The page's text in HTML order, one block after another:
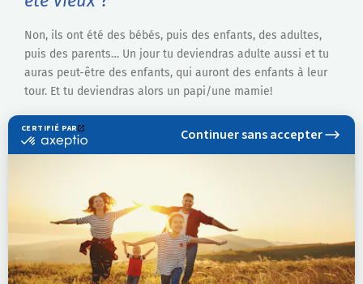
Non, ils ont été des bébés, puis des enfants, des adultes,
puis des parents… Un jour tu deviendras adulte aussi et tu
auras peut-être des enfants, qui auront des enfants à leur
tour. Et tu deviendras alors un papi/une mamie!
A retenir :
une réponse construite, même drôle, plutôt qu’un «
parce que c’est comme ça ».
• N’hésitez pas à avouer que vous ne savez pas, et
renseignez-vous ensemble.